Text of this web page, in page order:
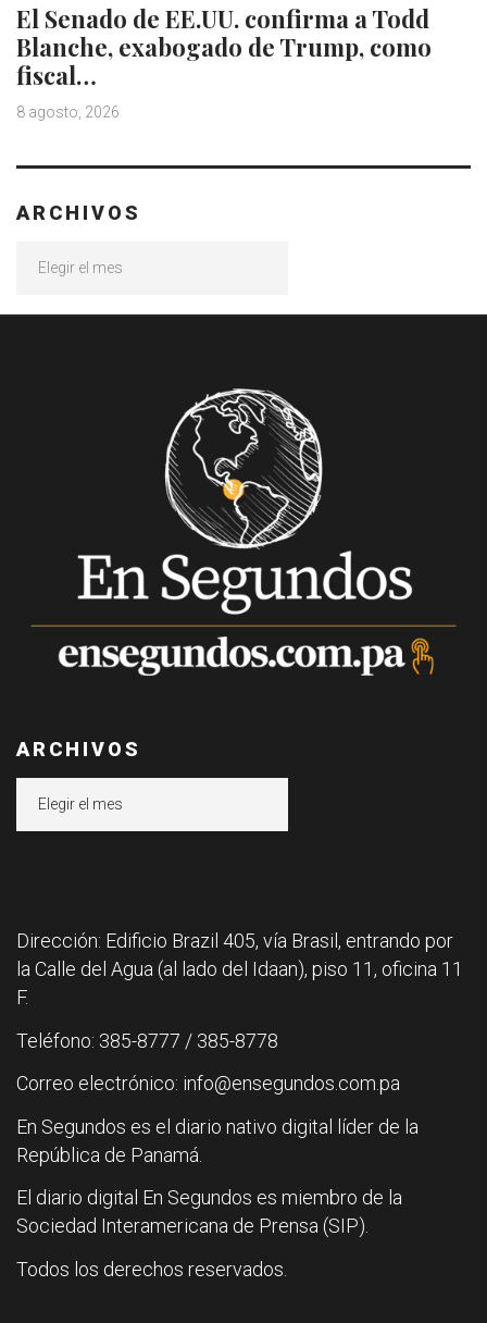
El Senado de EE.UU. confirma a Todd
Blanche, exabogado de Trump, como
fiscal…
8 agosto, 2026
ARCHIVOS
ARCHIVOS
Dirección: Edificio Brazil 405, vía Brasil, entrando por
la Calle del Agua (al lado del Idaan), piso 11, oficina 11
F.
Teléfono: 385-8777 / 385-8778
Correo electrónico: info@ensegundos.com.pa
En Segundos es el diario nativo digital líder de la
República de Panamá.
El diario digital En Segundos es miembro de la
Sociedad Interamericana de Prensa (SIP).
Todos los derechos reservados.